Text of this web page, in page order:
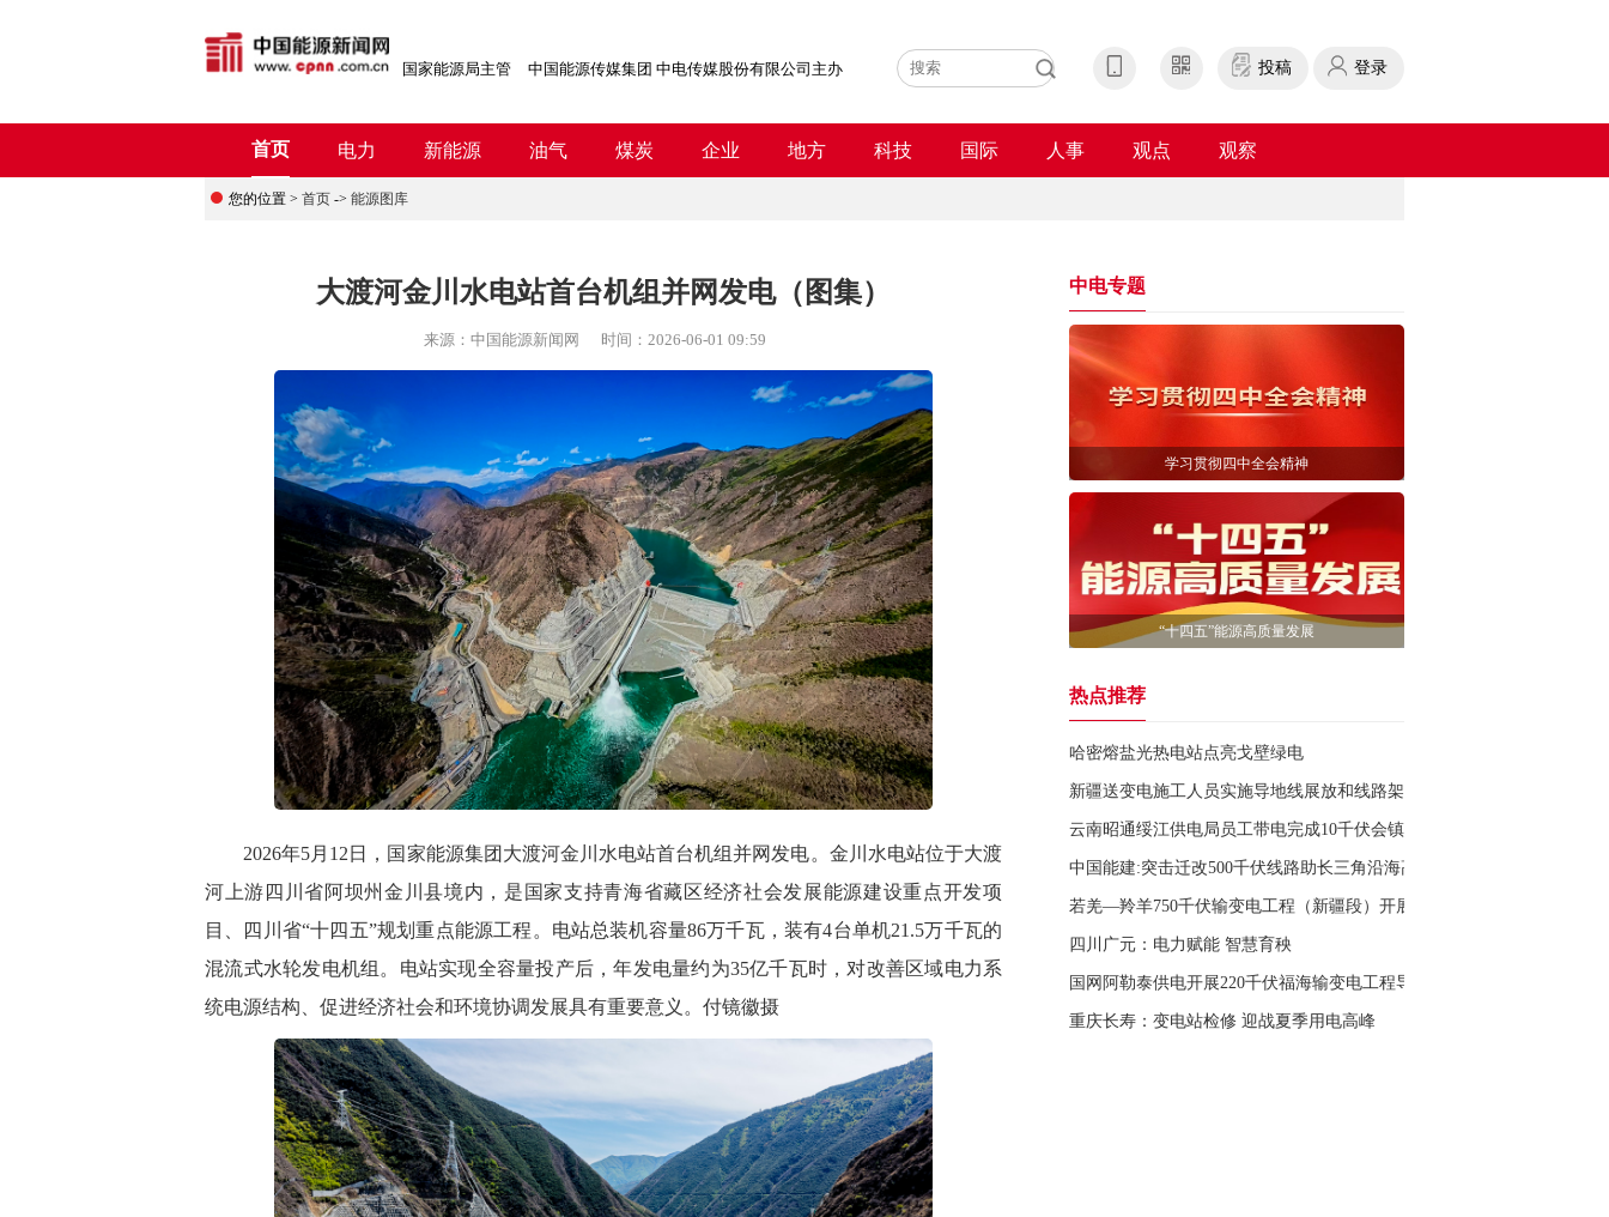
国家能源局主管 中国能源传媒集团 中电传媒股份有限公司主办 投稿 登录
首页 电力 新能源 油气 煤炭 企业 地方 科技 国际 人事 观点 观察
您的位置 > 首页 -> 能源图库
大渡河金川水电站首台机组并网发电（图集）
来源： 中国能源新闻网 时间： 2026-06-01 09:59
2026年5月12日，国家能源集团大渡河金川水电站首台机组并网发电。金川水电站位于大渡
河上游四川省阿坝州金川县境内，是国家支持青海省藏区经济社会发展能源建设重点开发项
目、四川省“十四五”规划重点能源工程。电站总装机容量86万千瓦，装有4台单机21.5万千瓦的
混流式水轮发电机组。电站实现全容量投产后，年发电量约为35亿千瓦时，对改善区域电力系
统电源结构 、促进经济社会和环境协调发展具有重要意义。付镜徽摄
中电专题
学习贯彻四中全会精神
“十四五”能源高质量发展
热点推荐
哈密熔盐光热电站点亮戈壁绿电
新疆送变电施工人员实施导地线展放和线路架设作业
云南昭通绥江供电局员工带电完成10千伏会镇线上部分公变台区断路器
中国能建:突击迁改500千伏线路助长三角沿海高速竣工顺利通车
若羌—羚羊750千伏输变电工程（新疆段）开展首基铁塔组立
四川广元：电力赋能 智慧育秧
国网阿勒泰供电开展220千伏福海输变电工程导线牵引作业
重庆长寿：变电站检修 迎战夏季用电高峰